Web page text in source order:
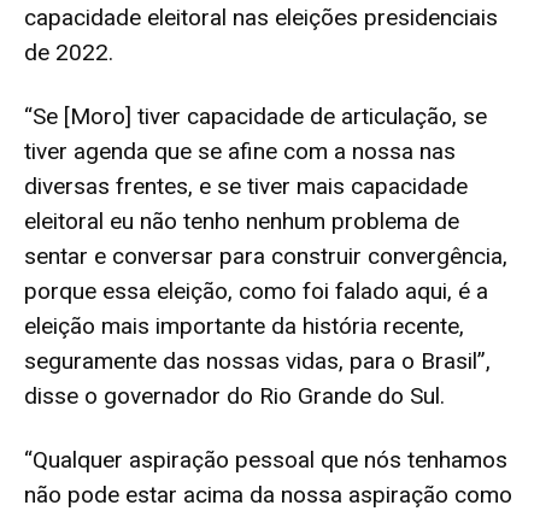
capacidade eleitoral nas eleições presidenciais
de 2022.
“Se [Moro] tiver capacidade de articulação, se
tiver agenda que se afine com a nossa nas
diversas frentes, e se tiver mais capacidade
eleitoral eu não tenho nenhum problema de
sentar e conversar para construir convergência,
porque essa eleição, como foi falado aqui, é a
eleição mais importante da história recente,
seguramente das nossas vidas, para o Brasil”,
disse o governador do Rio Grande do Sul.
“Qualquer aspiração pessoal que nós tenhamos
não pode estar acima da nossa aspiração como